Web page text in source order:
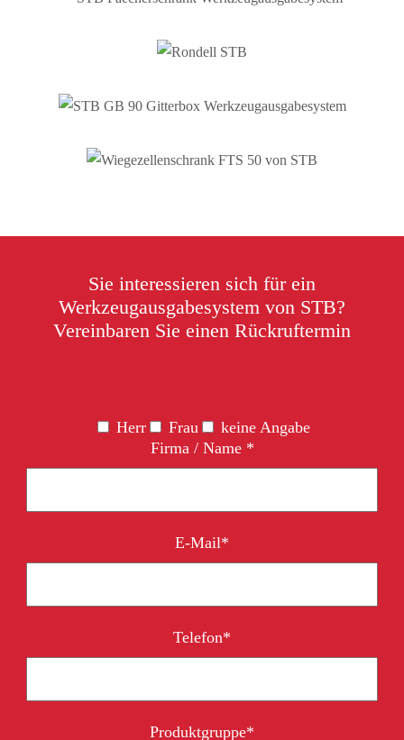
Sie interessieren sich für ein
Werkzeugausgabesystem von STB?
Vereinbaren Sie einen Rückruftermin
Herr Frau
keine Angabe
Firma / Name *
E-Mail*
Telefon*
Bitte lasse dieses Feld leer.
Produktgruppe*